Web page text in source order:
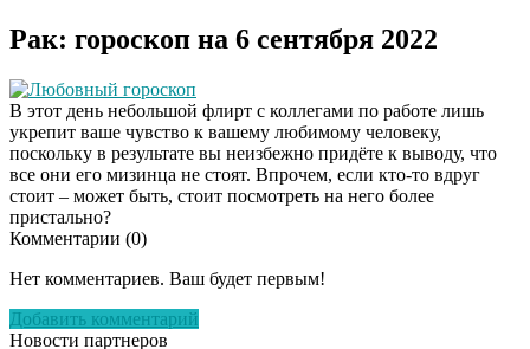
Рак: гороскоп на 6 сентября 2022
Любовный гороскоп
В этот день небольшой флирт с коллегами по работе лишь
укрепит ваше чувство к вашему любимому человеку,
поскольку в результате вы неизбежно придёте к выводу, что
все они его мизинца не стоят. Впрочем, если кто-то вдруг
стоит – может быть, стоит посмотреть на него более
пристально?
Комментарии (0)
Нет комментариев. Ваш будет первым!
Добавить комментарий
Новости партнеров
Скрытая камера на
люди вытворяют, когда